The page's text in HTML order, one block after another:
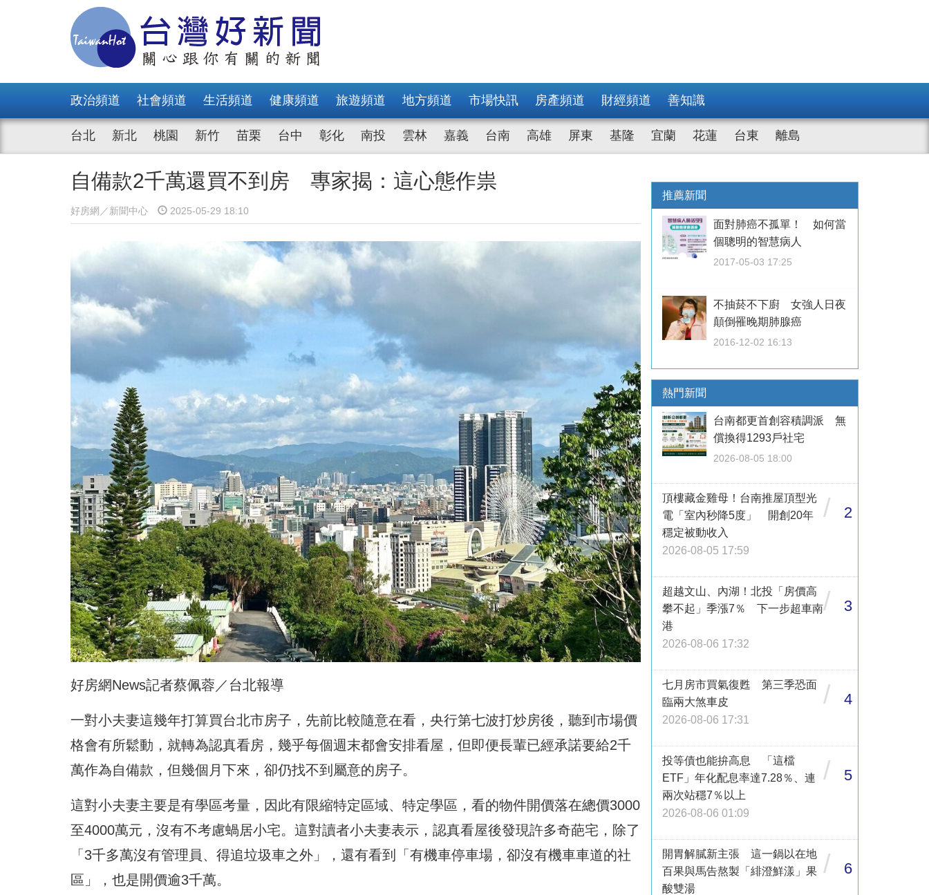
政治頻道 社會頻道 生活頻道 健康頻道 旅遊頻道 地方頻道 市場快訊 房產頻道 財經頻道 善知識
台北 新北 桃園 新竹 苗栗 台中 彰化 南投 雲林 嘉義 台南 高雄 屏東 基隆 宜蘭 花蓮 台東 離島
自備款2千萬還買不到房 專家揭：這心態作祟
好房網／新聞中心 2025-05-29 18:10
好房網News記者蔡佩蓉／台北報導
一對小夫妻這幾年打算買台北市房子，先前比較隨意在看，央行第七波打炒房後，聽到市場價
格會有所鬆動，就轉為認真看房，幾乎每個週末都會安排看屋，但即便長輩已經承諾要給2千
萬作為自備款，但幾個月下來，卻仍找不到屬意的房子。
這對小夫妻主要是有學區考量，因此有限縮特定區域、特定學區，看的物件開價落在總價3000
至4000萬元，沒有不考慮蝸居小宅。這對讀者小夫妻表示，認真看屋後發現許多奇葩宅，除了
「3千多萬沒有管理員、得追垃圾車之外」，還有看到「有機車停車場，卻沒有機車車道的社
區」，也是開價逾3千萬。
推薦新聞
面對肺癌不孤單！ 如何當
個聰明的智慧病人
2017-05-03 17:25
不抽菸不下廚 女強人日夜
顛倒罹晚期肺腺癌
2016-12-02 16:13
熱門新聞
台南都更首創容積調派 無
償換得1293戶社宅
2026-08-05 18:00
頂樓藏金雞母！台南推屋頂型光
電「室內秒降5度」 開創20年
穩定被動收入
2026-08-05 17:59
/ 2
超越文山、內湖！北投「房價高
攀不起」季漲7％ 下一步超車南
港
2026-08-06 17:32
/ 3
七月房市買氣復甦 第三季恐面
臨兩大煞車皮
2026-08-06 17:31
/ 4
投等債也能拚高息 「這檔
ETF」年化配息率達7.28％、連
兩次站穩7％以上
2026-08-06 01:09
/ 5
開胃解膩新主張 這一鍋以在地
百果與馬告熬製「緋澄鮮漾」果
酸雙湯
/ 6